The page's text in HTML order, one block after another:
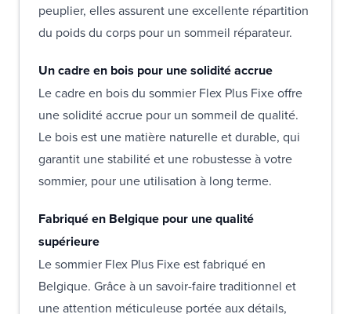
peuplier, elles assurent une excellente répartition
du poids du corps pour un sommeil réparateur.
Un cadre en bois pour une solidité accrue
Le cadre en bois du sommier Flex Plus Fixe offre
une solidité accrue pour un sommeil de qualité.
Le bois est une matière naturelle et durable, qui
garantit une stabilité et une robustesse à votre
sommier, pour une utilisation à long terme.
Fabriqué en Belgique pour une qualité
supérieure
Le sommier Flex Plus Fixe est fabriqué en
Belgique. Grâce à un savoir-faire traditionnel et
une attention méticuleuse portée aux détails,